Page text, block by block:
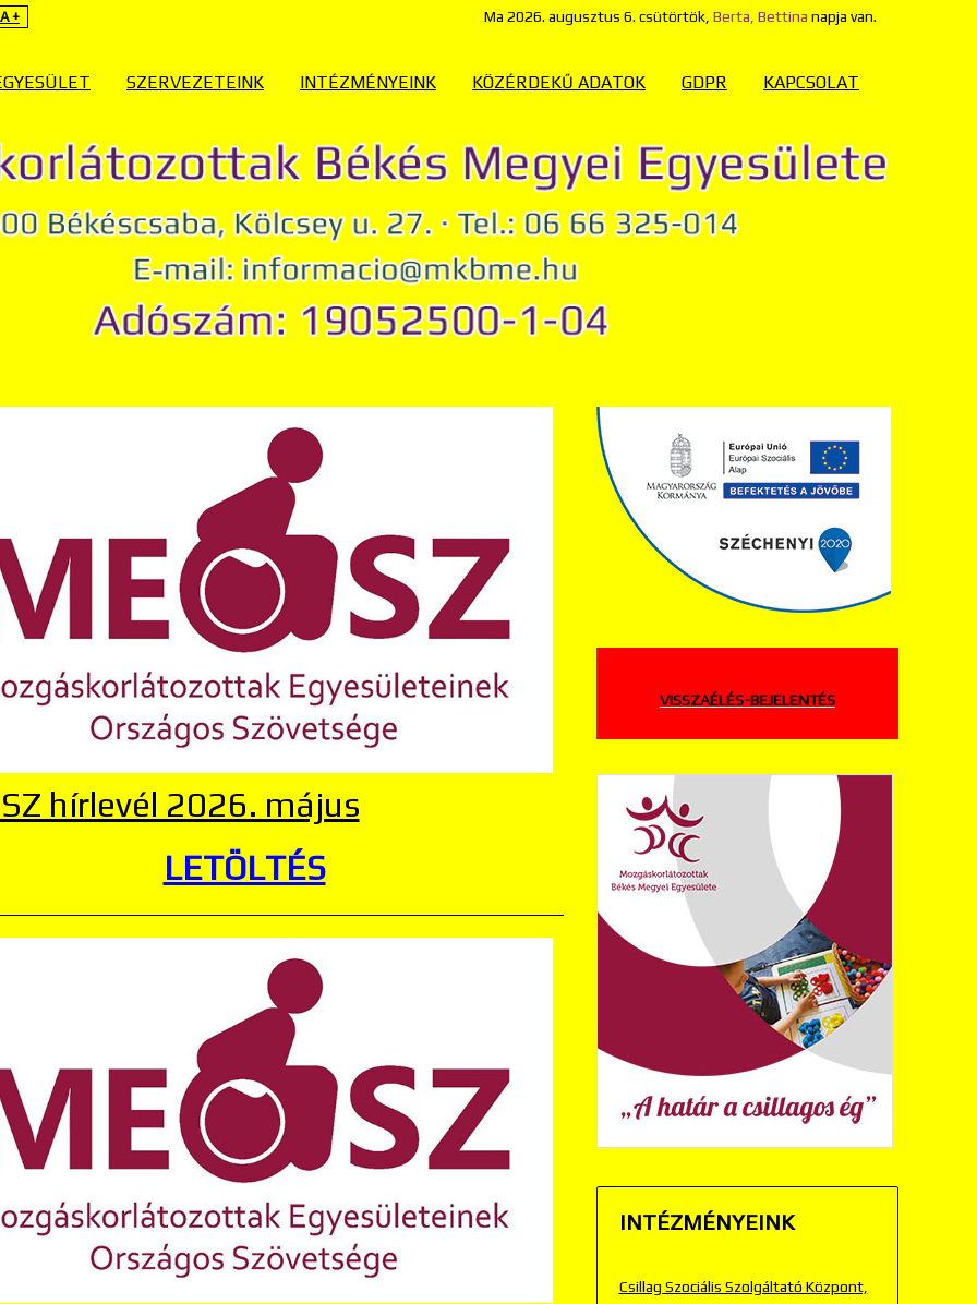
A + Ma 2026. augusztus 6. csütörtök, Berta, Bettina napja van.
SZERVEZETEINK INTÉZMÉNYEINK KÖZÉRDEKŰ ADATOK GDPR KAPCSOLAT
hírlevél 2026. május
LETÖLTÉS
VISSZAÉLÉS-BEJELENTÉS
INTÉZMÉNYEINK
Csillag Szociális Szolgáltató Központ,